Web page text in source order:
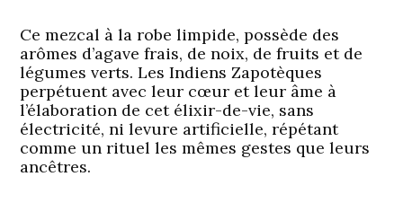
Ce mezcal à la robe limpide, possède des
arômes d’agave frais, de noix, de fruits et de
légumes verts. Les Indiens Zapotèques
perpétuent avec leur cœur et leur âme à
l’élaboration de cet élixir-de-vie, sans
électricité, ni levure artificielle, répétant
comme un rituel les mêmes gestes que leurs
ancêtres.